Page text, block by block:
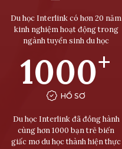
Du học Interlink có hơn 20 năm
kinh nghiệm hoạt động trong
ngành tuyển sinh du học
1000+
HỒ SƠ
Du học Interlink đã đồng hành
cùng hơn 1000 bạn trẻ biến
giấc mơ du học thành hiện thực